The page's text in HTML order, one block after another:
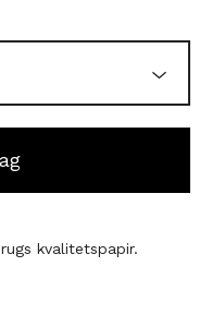
kvalitetspapir.